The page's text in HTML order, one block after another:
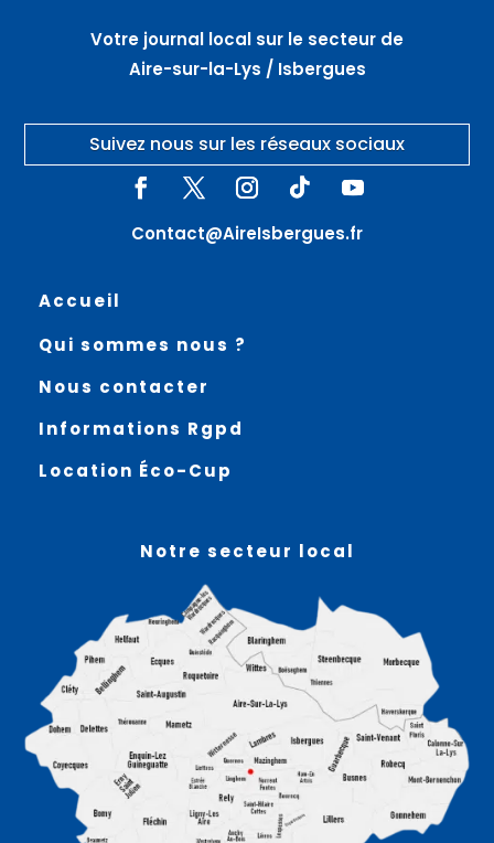
Votre journal local sur le secteur de
Aire-sur-la-Lys / Isbergues
Suivez nous sur les réseaux sociaux
Contact@AireIsbergues.fr
Accueil
Qui sommes nous ?
Nous contacter
Informations Rgpd
Location Éco-Cup
Notre secteur local